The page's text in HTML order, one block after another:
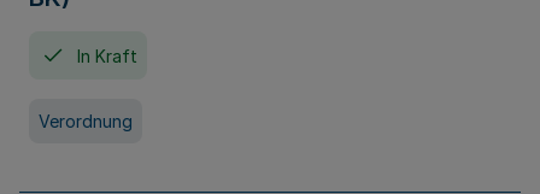
In Kraft
Verordnung